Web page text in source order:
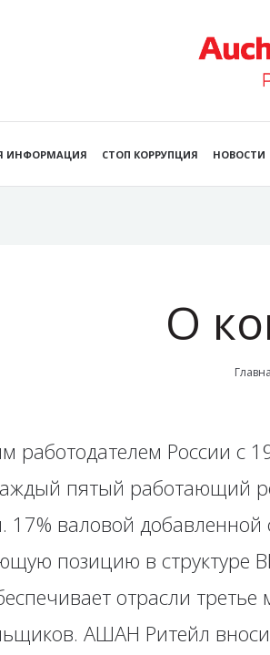
ИНФОРМАЦИЯ СТОП КОРРУПЦИЯ НОВОСТИ
О
работодателем России с
пятый работающий
17% валовой добавленной
позицию в структуре
отрасли третье
АШАН Ритейл